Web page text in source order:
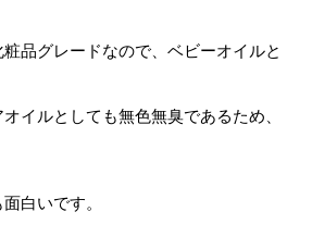
品グレードなので、ベビーオイルと
イルとしても無色無臭であるため、
白いです。